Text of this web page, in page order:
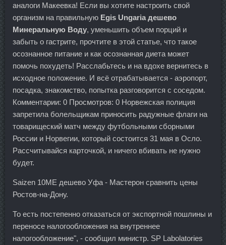
аналоги Макеевка! Если вы хотите настроить свой
организм на правильную Egis Ungaria дешево
Минеральную Воду, уменьшить объем порций и
забыть о гастрите, прочтите в этой статье, что такое
осознанное питание и как осознанная диета может
помочь похудеть! Расслабьтесь и на вдохе вернитесь в
исходное положение. И всё отрабатывается - аэропорт,
посадка, знакомство, попытка разговорится с соседом.
Комментарии: 0 Просмотров: 0 Норвежская полиция
запретила болельщикам приносить радужные флаги на
товарищеский матч между футбольными сборными
России и Норвегии, который состоится 31 мая в Осло.
Рассчитывайся карточкой, и ничего вбивать не нужно
будет.
Saizen 10ME дешево Уфа - Мастерон сравнить цены
Ростов-на-Дону.
То есть постепенно отказаться от экспортной пошлины и
переносе налогообложения на внутреннее
налогообложение", - сообщил министр. SP Labolatories